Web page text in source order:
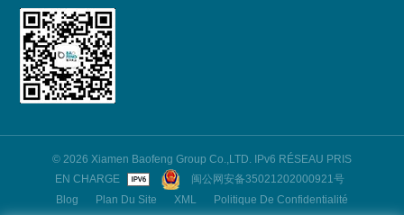
© 2026 Xiamen Baofeng Group Co.,LTD. IPv6 RÉSEAU PRIS
EN CHARGE
闽公网安备35021202000921号
Blog
Plan Du Site XML Politique De Confidentialité